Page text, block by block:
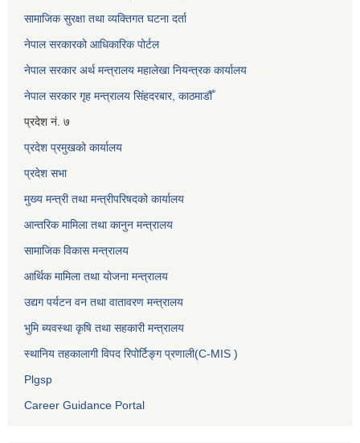
सामाजिक सुरक्षा तथा व्यक्तिगत घटना दर्ता
नेपाल सरकारको आधिकारिक पोर्टल
नेपाल सरकार अर्थ मन्त्रालय महालेखा नियन्त्रक कार्यालय
नेपाल सरकार गृह मन्त्रालय सिंहदरबार, काठमाडौँ
प्रदेश नं. ७
प्रदेश प्रमुखको कार्यालय
प्रदेश सभा
मुख्य मन्त्री तथा मन्त्रीपरिषदको कार्यालय
आन्तरिक मामिला तथा कानुन मन्त्रालय
सामाजिक विकास मन्त्रालय
आर्थिक मामिला तथा योजना मन्त्रालय
उद्यग पर्यटन वन तथा वातावरण मन्त्रालय
भुमि ब्यवस्था कृषि तथा सहकारी मन्त्रालय
स्थानिय तहकालागी विपद रिपोर्टिङ्ग प्रणाली(C-MIS )
Plgsp
Career Guidance Portal